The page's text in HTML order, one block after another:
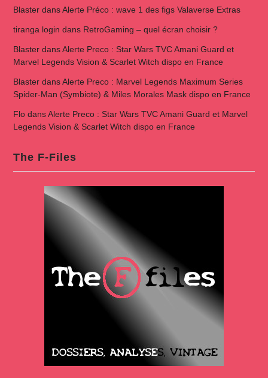
BlasterdansAlerte Préco : wave 1 des figs Valaverse Extras
tiranga login dans RetroGaming – quel écran choisir ?
BlasterdansAlerte Preco : Star Wars TVC Amani Guard et
Marvel Legends Vision & Scarlet Witch dispo en France
BlasterdansAlerte Preco : Marvel Legends Maximum Series
Spider-Man (Symbiote) & Miles Morales Mask dispo en France
FlodansAlerte Preco : Star Wars TVC Amani Guard et Marvel
Legends Vision & Scarlet Witch dispo en France
The F-Files